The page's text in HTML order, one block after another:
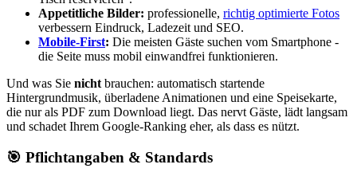
Appetitliche Bilder: professionelle, richtig optimierte Fotos
verbessern Eindruck, Ladezeit und SEO.
Mobile-First: Die meisten Gäste suchen vom Smartphone -
die Seite muss mobil einwandfrei funktionieren.
Und was Sie nicht brauchen: automatisch startende
Hintergrundmusik, überladene Animationen und eine Speisekarte,
die nur als PDF zum Download liegt. Das nervt Gäste, lädt langsam
und schadet Ihrem Google-Ranking eher, als dass es nützt.
🎯 Pflichtangaben & Standards